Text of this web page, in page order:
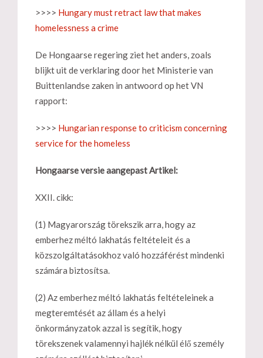
>>>> Hungary must retract law that makes
homelessness a crime
De Hongaarse regering ziet het anders, zoals
blijkt uit de verklaring door het Ministerie van
Buittenlandse zaken in antwoord op het VN
rapport:
>>>> Hungarian response to criticism concerning
service for the homeless
Hongaarse versie aangepast Artikel:
XXII. cikk:
(1) Magyarország törekszik arra, hogy az
emberhez méltó lakhatás feltételeit és a
közszolgáltatásokhoz való hozzáférést mindenki
számára biztosítsa.
(2) Az emberhez méltó lakhatás feltételeinek a
megteremtését az állam és a helyi
önkormányzatok azzal is segítik, hogy
törekszenek valamennyi hajlék nélkül élő személy